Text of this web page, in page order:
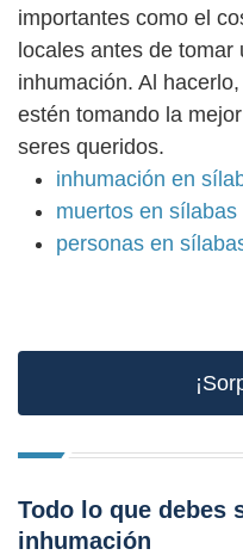
importantes como el
locales antes de tomar
inhumación. Al
estén tomando la
seres queridos.
inhumación en
muertos en sílabas
personas en
Todo lo que debes
inhumación